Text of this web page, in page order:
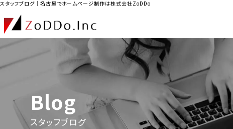
スタッフブログ｜名古屋でホームページ制作は株式会社ZoDDo
Blog
スタッフブログ